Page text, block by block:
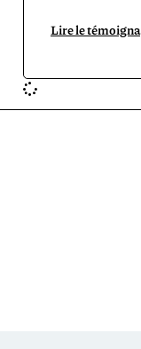
Lire le